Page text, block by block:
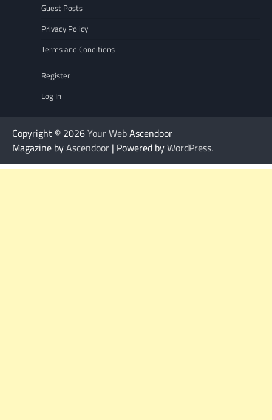
Guest Posts
Privacy Policy
Terms and Conditions
Register
Log In
Copyright © 2026Your WebAscendoor
Magazine byAscendoor | Powered byWordPress.